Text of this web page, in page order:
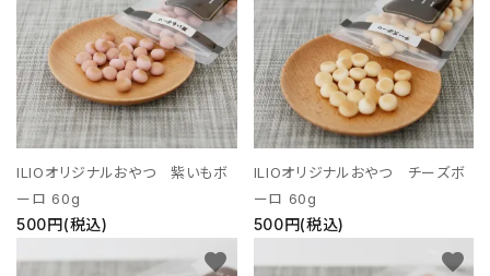
ILIOオリジナルおやつ 紫いもボ
ーロ 60g
500円(税込)
ILIOオリジナルおやつ チーズボ
ーロ 60g
500円(税込)
favorite favorite